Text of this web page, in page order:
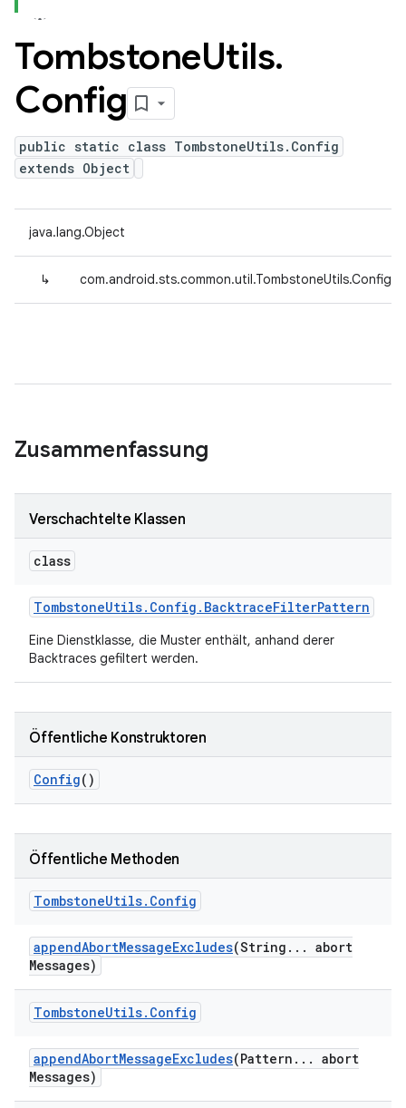
TombstoneUtils.
Config
public static class TombstoneUtils.Config
extends Object
java.lang.Object
↳ com.android.sts.common.util.TombstoneUtils.Config
Zusammenfassung
Verschachtelte Klassen
class
TombstoneUtils. Config . BacktraceFilterPattern
Eine Dienstklasse, die Muster enthält, anhand derer
Backtraces gefiltert werden.
Öffentliche Konstruktoren
Config()
Öffentliche Methoden
TombstoneUtils. Config
appendAbortMessageExcludes(String . . . abort
Messages)
TombstoneUtils. Config
appendAbortMessageExcludes(Pattern . . . abort
Messages)